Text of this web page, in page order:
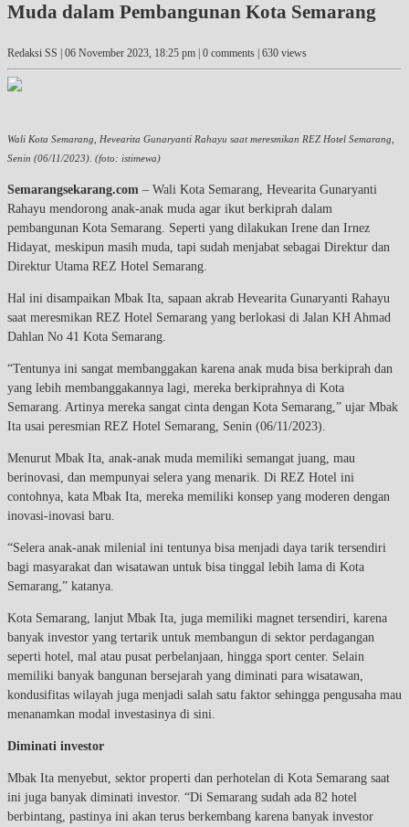
Muda dalam Pembangunan Kota Semarang
Redaksi SS | 06 November 2023, 18:25 pm | 0 comments | 630 views
Wali Kota Semarang, Hevearita Gunaryanti Rahayu saat meresmikan REZ Hotel Semarang,
Senin (06/11/2023). (foto: istimewa)
Semarangsekarang.com – Wali Kota Semarang, Hevearita Gunaryanti
Rahayu mendorong anak-anak muda agar ikut berkiprah dalam
pembangunan Kota Semarang. Seperti yang dilakukan Irene dan Irnez
Hidayat, meskipun masih muda, tapi sudah menjabat sebagai Direktur dan
Direktur Utama REZ Hotel Semarang.
Hal ini disampaikan Mbak Ita, sapaan akrab Hevearita Gunaryanti Rahayu
saat meresmikan REZ Hotel Semarang yang berlokasi di Jalan KH Ahmad
Dahlan No 41 Kota Semarang.
“Tentunya ini sangat membanggakan karena anak muda bisa berkiprah dan
yang lebih membanggakannya lagi, mereka berkiprahnya di Kota
Semarang. Artinya mereka sangat cinta dengan Kota Semarang,” ujar Mbak
Ita usai peresmian REZ Hotel Semarang, Senin (06/11/2023).
Menurut Mbak Ita, anak-anak muda memiliki semangat juang, mau
berinovasi, dan mempunyai selera yang menarik. Di REZ Hotel ini
contohnya, kata Mbak Ita, mereka memiliki konsep yang moderen dengan
inovasi-inovasi baru.
“Selera anak-anak milenial ini tentunya bisa menjadi daya tarik tersendiri
bagi masyarakat dan wisatawan untuk bisa tinggal lebih lama di Kota
Semarang,” katanya.
Kota Semarang, lanjut Mbak Ita, juga memiliki magnet tersendiri, karena
banyak investor yang tertarik untuk membangun di sektor perdagangan
seperti hotel, mal atau pusat perbelanjaan, hingga sport center. Selain
memiliki banyak bangunan bersejarah yang diminati para wisatawan,
kondusifitas wilayah juga menjadi salah satu faktor sehingga pengusaha mau
menanamkan modal investasinya di sini.
Diminati investor
Mbak Ita menyebut, sektor properti dan perhotelan di Kota Semarang saat
ini juga banyak diminati investor. “Di Semarang sudah ada 82 hotel
berbintang, pastinya ini akan terus berkembang karena banyak investor